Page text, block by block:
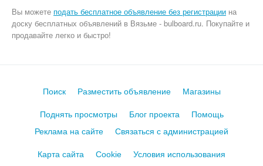
Вы можете подать бесплатное объявление без регистрации на
доску бесплатных объявлений в Вязьме - bulboard.ru. Покупайте и
продавайте легко и быстро!
Поиск Разместить объявление Магазины
Поднять просмотры Блог проекта
Помощь
Реклама на сайте
Связаться с администрацией
Карта сайта Cookie Условия использования